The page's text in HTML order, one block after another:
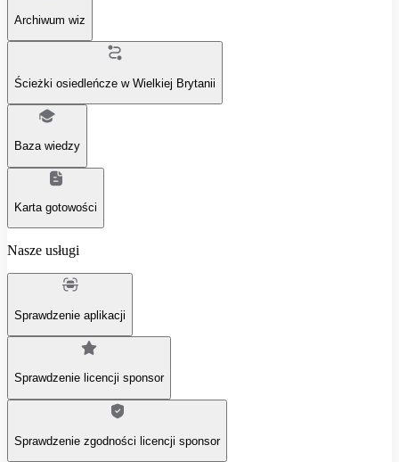
Archiwum wiz
Ścieżki osiedleńcze w Wielkiej Brytanii
Baza wiedzy
Karta gotowości
Nasze usługi
Sprawdzenie aplikacji
Sprawdzenie licencji sponsor
Sprawdzenie zgodności licencji sponsor